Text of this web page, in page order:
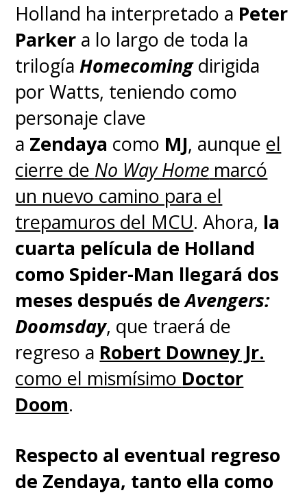
Holland ha interpretado a Peter
Parker a lo largo de toda la
trilogíaHomecomingdirigida
por Watts, teniendo como
personaje clave
a Zendaya como MJ, aunque el
cierre de No Way Home marcó
un nuevo camino para el
trepamuros del MCU. Ahora, la
cuarta película de Holland
como Spider-Man llegará dos
meses después deAvengers:
Doomsday, que traerá de
regreso a Robert Downey Jr.
como el mismísimo Doctor
Doom.
Respecto al eventual regreso
de Zendaya, tanto ella como